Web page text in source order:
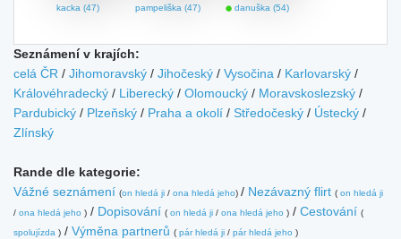
kacka (47) pampeliška (47) danuška (54)
Seznámení v krajích:
celá ČR / Jihomoravský / Jihočeský / Vysočina / Karlovarský /
Královéhradecký / Liberecký / Olomoucký / Moravskoslezský /
Pardubický / Plzeňský / Praha a okolí / Středočeský / Ústecký /
Zlínský
Rande dle kategorie:
Vážné seznámení (on hledá ji / ona hledá jeho) / Nezávazný flirt ( on hledá ji
/ ona hledá jeho ) / Dopisování ( on hledá ji / ona hledá jeho ) / Cestování (
spolujízda ) / Výměna partnerů ( pár hledá ji / pár hledá jeho )